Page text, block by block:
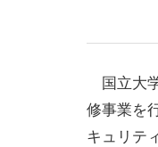
国立大
修事業を
キュリテ